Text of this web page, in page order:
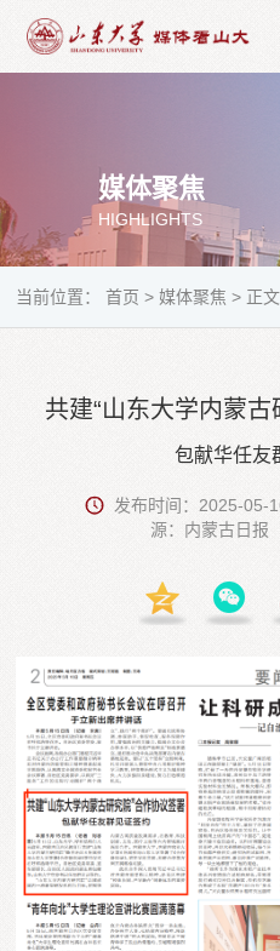
媒体聚焦
HIGHLIGHTS
当前位置：首页 > 媒体聚焦 > 正文
共建“山东大学内蒙
包献华任友
发布时间：2025-05-
源：内蒙古日报